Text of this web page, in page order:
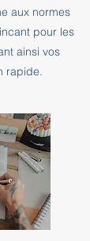
aux normes
pour les
ainsi vos
rapide.